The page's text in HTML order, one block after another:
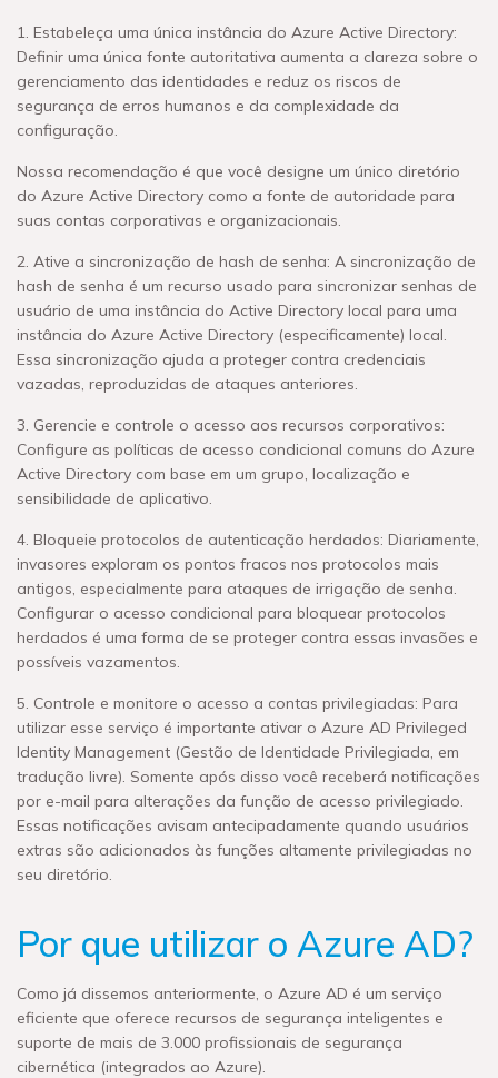
1. Estabeleça uma única instância do Azure Active Directory:
Definir uma única fonte autoritativa aumenta a clareza sobre o
gerenciamento das identidades e reduz os riscos de
segurança de erros humanos e da complexidade da
configuração.
Nossa recomendação é que você designe um único diretório
do Azure Active Directory como a fonte de autoridade para
suas contas corporativas e organizacionais.
2. Ative a sincronização de hash de senha: A sincronização de
hash de senha é um recurso usado para sincronizar senhas de
usuário de uma instância do Active Directory local para uma
instância do Azure Active Directory (especificamente) local.
Essa sincronização ajuda a proteger contra credenciais
vazadas, reproduzidas de ataques anteriores.
3. Gerencie e controle o acesso aos recursos corporativos:
Configure as políticas de acesso condicional comuns do Azure
Active Directory com base em um grupo, localização e
sensibilidade de aplicativo.
4. Bloqueie protocolos de autenticação herdados: Diariamente,
invasores exploram os pontos fracos nos protocolos mais
antigos, especialmente para ataques de irrigação de senha.
Configurar o acesso condicional para bloquear protocolos
herdados é uma forma de se proteger contra essas invasões e
possíveis vazamentos.
5. Controle e monitore o acesso a contas privilegiadas: Para
utilizar esse serviço é importante ativar o Azure AD Privileged
Identity Management (Gestão de Identidade Privilegiada, em
tradução livre). Somente após disso você receberá notificações
por e-mail para alterações da função de acesso privilegiado.
Essas notificações avisam antecipadamente quando usuários
extras são adicionados às funções altamente privilegiadas no
seu diretório.
Por que utilizar o Azure AD?
Como já dissemos anteriormente, o Azure AD é um serviço
eficiente que oferece recursos de segurança inteligentes e
suporte de mais de 3.000 profissionais de segurança
cibernética (integrados ao Azure).